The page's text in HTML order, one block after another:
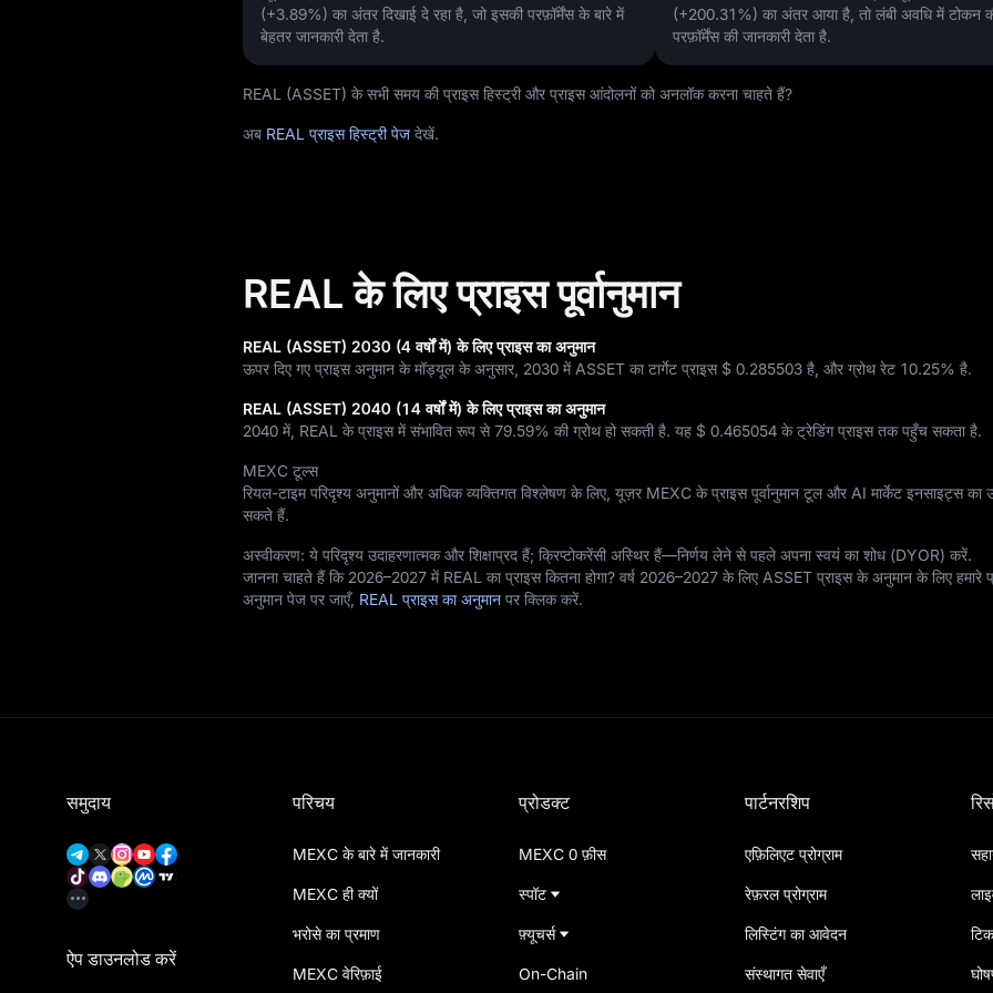
(+3.89%) का अंतर दिखाई दे रहा है, जो इसकी परफ़ॉर्मेंस के बारे में
बेहतर जानकारी देता है.
(+200.31%) का अंतर आया है, तो लंबी अवधि में टोकन
परफ़ॉर्मेंस की जानकारी देता है.
REAL (ASSET) के सभी समय की प्राइस हिस्ट्री और प्राइस आंदोलनों को अनलॉक करना चाहते हैं?
अब REAL प्राइस हिस्ट्री पेज देखें.
REAL के लिए प्राइस पूर्वानुमान
REAL (ASSET) 2030 (4 वर्षों में) के लिए प्राइस का अनुमान
ऊपर दिए गए प्राइस अनुमान के मॉड्यूल के अनुसार, 2030 में ASSET का टार्गेट प्राइस $ 0.285503 है, और ग्रोथ रेट 10.25% है.
REAL (ASSET) 2040 (14 वर्षों में) के लिए प्राइस का अनुमान
2040 में, REAL के प्राइस में संभावित रूप से79.59% की ग्रोथ हो सकती है. यह $ 0.465054 के ट्रेडिंग प्राइस तक पहुँच सकता है.
MEXC टूल्स
रियल-टाइम परिदृश्य अनुमानों और अधिक व्यक्तिगत विश्लेषण के लिए, यूज़र MEXC के प्राइस पूर्वानुमान टूल और AI मार्केट इनसाइट्स का
सकते हैं.
अस्वीकरण: ये परिदृश्य उदाहरणात्मक और शिक्षाप्रद हैं; क्रिप्टोकरेंसी अस्थिर हैं—निर्णय लेने से पहले अपना स्वयं का शोध (DYOR) करें.
जानना चाहते हैं कि 2026–2027 में REAL का प्राइस कितना होगा? वर्ष 2026–2027 के लिए ASSET प्राइस के अनुमान के लिए हमारे
अनुमान पेज पर जाएँ, REAL प्राइस का अनुमान पर क्लिक करें.
समुदाय
ऐप डाउनलोड करें
परिचय
MEXC के बारे में जानकारी
MEXC ही क्यों
भरोसे का प्रमाण
MEXC वेरिफ़ाई
प्रोडक्ट
MEXC 0 फ़ीस
स्पॉट
फ़्यूचर्स
On-Chain
पार्टनरशिप
एफ़िलिएट प्रोग्राम
रेफ़रल प्रोग्राम
लिस्टिंग का आवेदन
संस्थागत सेवाएँ